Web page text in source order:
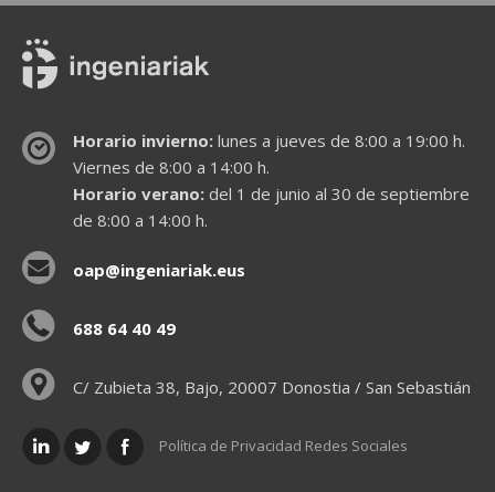
Horario invierno:lunes a jueves de 8:00 a 19:00 h.
Viernes de 8:00 a 14:00 h.
Horario verano:del 1 de junio al 30 de septiembre
de 8:00 a 14:00 h.
oap@ingeniariak.eus
688 64 40 49
C/ Zubieta 38, Bajo, 20007 Donostia / San Sebastián
Política de Privacidad Redes Sociales